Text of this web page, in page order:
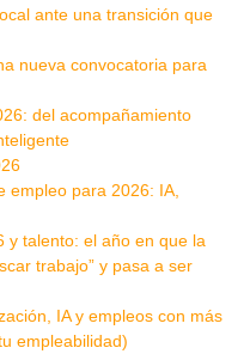
ante una transición que
nueva convocatoria para
del acompañamiento
empleo para 2026: IA,
y talento: el año en que la
trabajo” y pasa a ser
IA y empleos con más
empleabilidad)